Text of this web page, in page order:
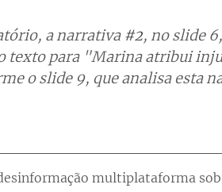
a narrativa #2, no slide
texto para "Marina atribui
o slide 9, que analisa esta
multiplataforma